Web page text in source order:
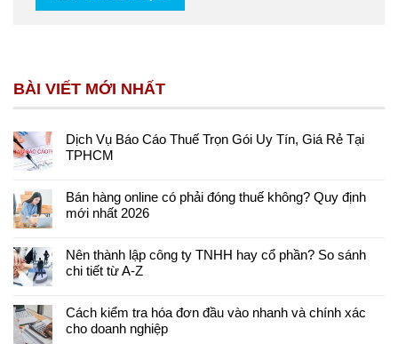
BÀI VIẾT MỚI NHẤT
Dịch Vụ Báo Cáo Thuế Trọn Gói Uy Tín, Giá Rẻ Tại
TPHCM
Bán hàng online có phải đóng thuế không? Quy định
mới nhất 2026
Nên thành lập công ty TNHH hay cổ phần? So sánh
chi tiết từ A-Z
Cách kiểm tra hóa đơn đầu vào nhanh và chính xác
cho doanh nghiệp